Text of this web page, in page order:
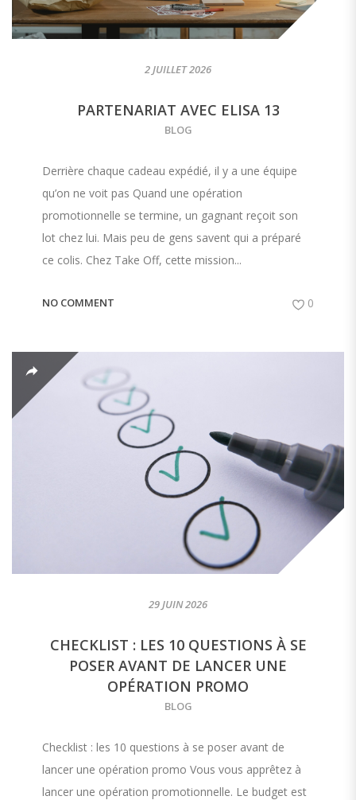
2 JUILLET 2026
PARTENARIAT AVEC ELISA 13
BLOG
Derrière chaque cadeau expédié, il y a une équipe
qu’on ne voit pas Quand une opération
promotionnelle se termine, un gagnant reçoit son
lot chez lui. Mais peu de gens savent qui a préparé
ce colis. Chez Take Off, cette mission...
NO COMMENT 0
29 JUIN 2026
CHECKLIST : LES 10 QUESTIONS À SE
POSER AVANT DE LANCER UNE
OPÉRATION PROMO
BLOG
Checklist : les 10 questions à se poser avant de
lancer une opération promo Vous vous apprêtez à
lancer une opération promotionnelle. Le budget est